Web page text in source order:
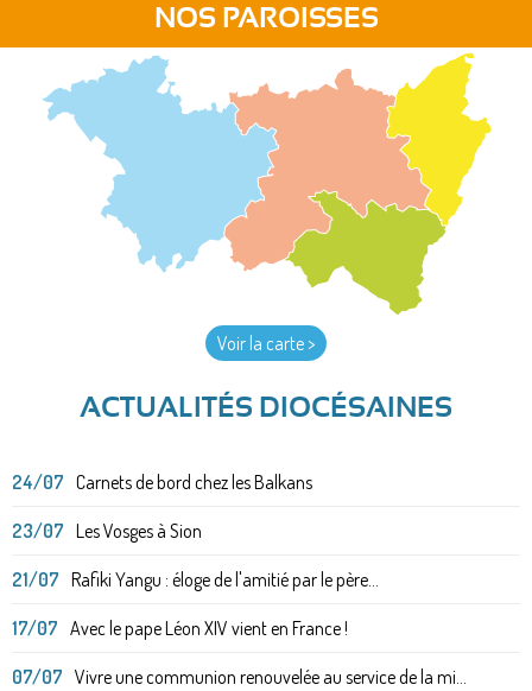
NOS PAROISSES
Voir la carte >
ACTUALITÉS DIOCÉSAINES
24/07 Carnets de bord chez les Balkans
23/07 Les Vosges à Sion
21/07 Rafiki Yangu : éloge de l'amitié par le père...
17/07 Avec le pape Léon XIV vient en France !
07/07 Vivre une communion renouvelée au service de la mi...